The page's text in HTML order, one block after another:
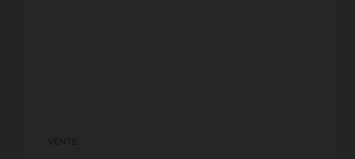
VENTE